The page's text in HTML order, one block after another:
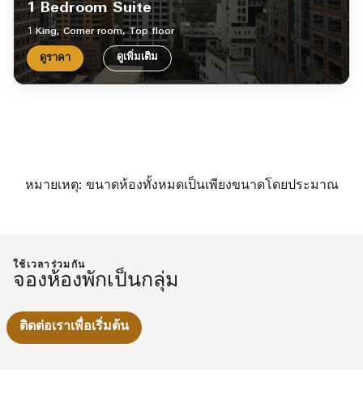
1 Bedroom Suite
1 King, Corner room, Top floor
ดูราคา ดูเพิ่มเติม
หมายเหตุ: ขนาดห้องทั้งหมดเป็นเพียงขนาดโดยประมาณ
ใช้เวลาร่วมกัน
จองห้องพักเป็นกลุ่ม
ติดต่อเราเพื่อเริ่มต้น